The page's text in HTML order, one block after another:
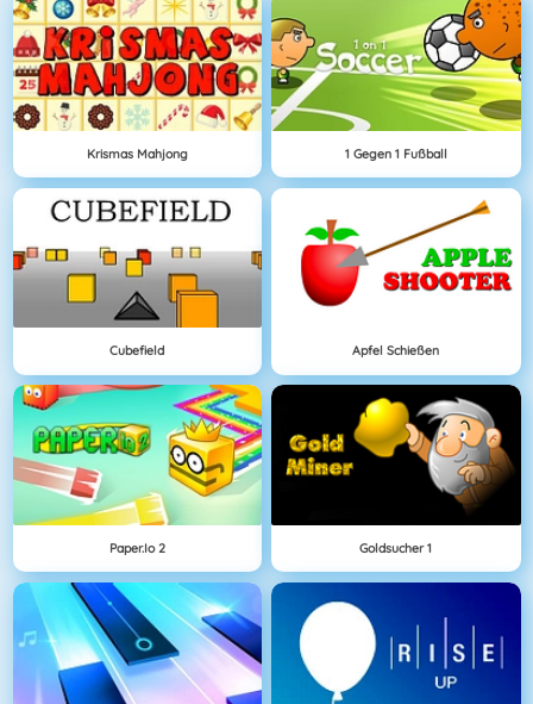
Krismas Mahjong 1 Gegen 1 Fußball
Cubefield Apfel Schießen
Paper.io 2 Goldsucher 1